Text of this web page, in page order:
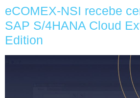
eCOMEX-NSI recebe
SAP S/4HANA Cloud
Edition